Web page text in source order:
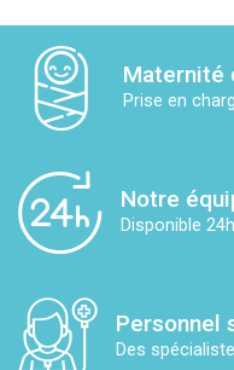
Maternité
Prise en
Notre
Disponible
Personnel
Des